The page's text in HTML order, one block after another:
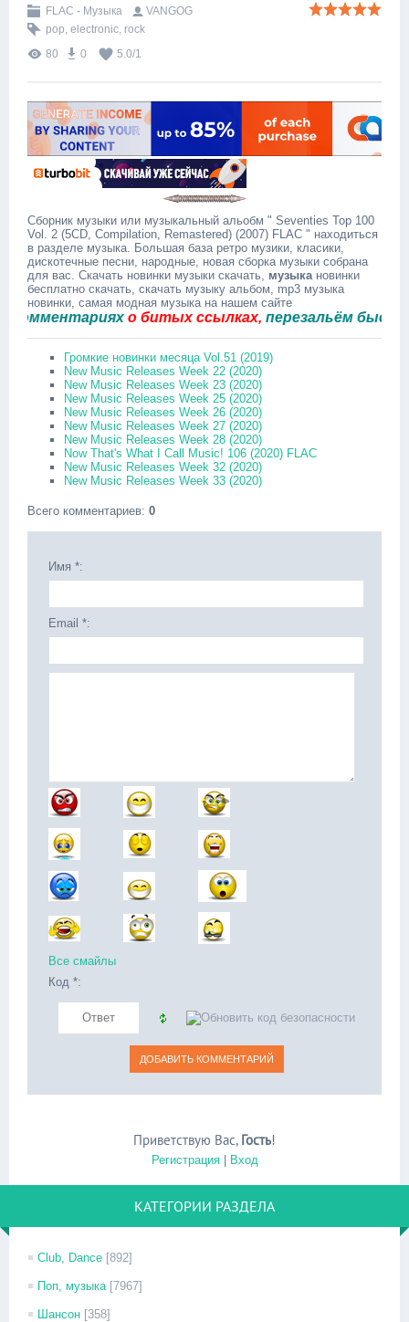
FLAC - Музыка
VANGOG
pop, electronic, rock
80
0 5.0/1
Сборник музыки или музыкальный альобм " Seventies Top 100
Vol. 2 (5CD, Compilation, Remastered) (2007) FLAC " находиться
в разделе музыка. Большая база ретро музики, класики,
дискотечные песни, народные, новая сборка музыки собрана
для вас. Скачать новинки музыки скачать, музыкановинки
бесплатно скачать, скачать музыку альбом, mp3 музыка
новинки, самая модная музыка на нашем сайте
о битых ссылках,перезальём быстро.
Громкие новинки месяца Vol.51 (2019)
New Music Releases Week 22 (2020)
New Music Releases Week 23 (2020)
New Music Releases Week 25 (2020)
New Music Releases Week 26 (2020)
New Music Releases Week 27 (2020)
New Music Releases Week 28 (2020)
Now That's What I Call Music! 106 (2020) FLAC
New Music Releases Week 32 (2020)
New Music Releases Week 33 (2020)
Всего комментариев: 0
Имя *:
Email *:
Все смайлы
Код *:
Приветствую Вас, Гость!
Регистрация| Вход
КАТЕГОРИИ РАЗДЕЛА
Club, Dance [892]
Поп, музыка [7967]
Шансон [358]